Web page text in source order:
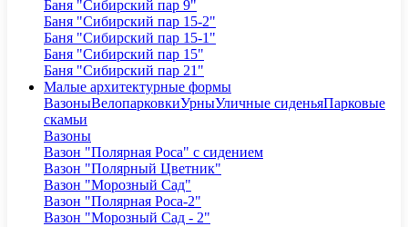
Баня "Сибирский пар 9"
Баня "Сибирский пар 15-2"
Баня "Сибирский пар 15-1"
Баня "Сибирский пар 15"
Баня "Сибирский пар 21"
Малые архитектурные формы
ВазоныВелопарковкиУрныУличные сиденьяПарковые
скамьи
Вазоны
Вазон "Полярная Роса" с сидением
Вазон "Полярный Цветник"
Вазон "Морозный Сад"
Вазон "Полярная Роса-2"
Вазон "Морозный Сад - 2"